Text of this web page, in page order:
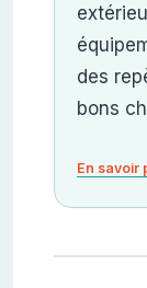
des
bons
En savoir